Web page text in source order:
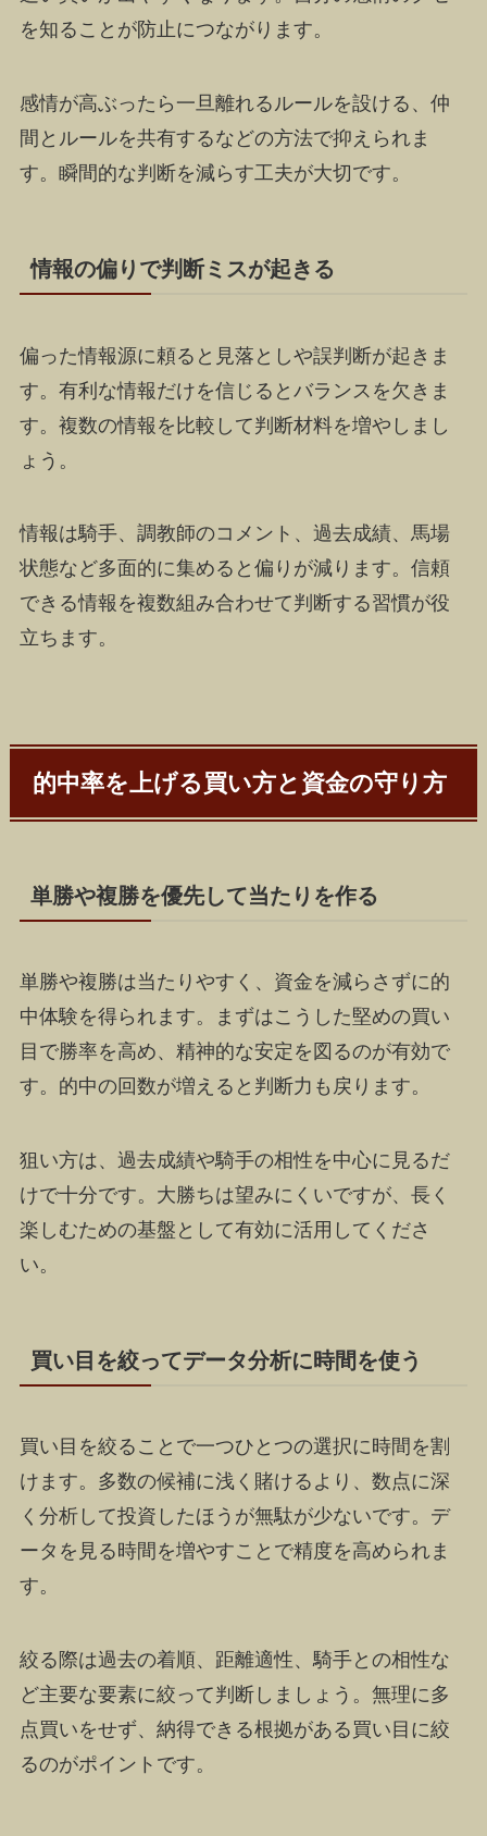
を知ることが防止につながります。
感情が高ぶったら一旦離れるルールを設ける、仲
間とルールを共有するなどの方法で抑えられま
す。瞬間的な判断を減らす工夫が大切です。
情報の偏りで判断ミスが起きる
偏った情報源に頼ると見落としや誤判断が起きま
す。有利な情報だけを信じるとバランスを欠きま
す。複数の情報を比較して判断材料を増やしまし
ょう。
情報は騎手、調教師のコメント、過去成績、馬場
状態など多面的に集めると偏りが減ります。信頼
できる情報を複数組み合わせて判断する習慣が役
立ちます。
的中率を上げる買い方と資金の守り方
単勝や複勝を優先して当たりを作る
単勝や複勝は当たりやすく、資金を減らさずに的
中体験を得られます。まずはこうした堅めの買い
目で勝率を高め、精神的な安定を図るのが有効で
す。的中の回数が増えると判断力も戻ります。
狙い方は、過去成績や騎手の相性を中心に見るだ
けで十分です。大勝ちは望みにくいですが、長く
楽しむための基盤として有効に活用してくださ
い。
買い目を絞ってデータ分析に時間を使う
買い目を絞ることで一つひとつの選択に時間を割
けます。多数の候補に浅く賭けるより、数点に深
く分析して投資したほうが無駄が少ないです。デ
ータを見る時間を増やすことで精度を高められま
す。
絞る際は過去の着順、距離適性、騎手との相性な
ど主要な要素に絞って判断しましょう。無理に多
点買いをせず、納得できる根拠がある買い目に絞
るのがポイントです。